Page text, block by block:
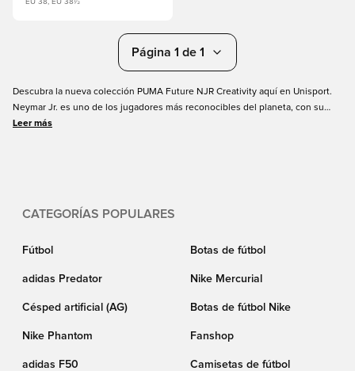
EU 38, EU 38½
Página 1 de 1
Descubra la nueva colección PUMA Future NJR Creativity aquí en Unisport.
Neymar Jr. es uno de los jugadores más reconocibles del planeta, con su
estilo y creatividad característicos en el campo de fútbol. El paquete PUMA
Leer más
CATEGORÍAS POPULARES
Fútbol Botas de fútbol
adidas Predator Nike Mercurial
Césped artificial (AG) Botas de fútbol Nike
Nike Phantom Fanshop
adidas F50 Camisetas de fútbol